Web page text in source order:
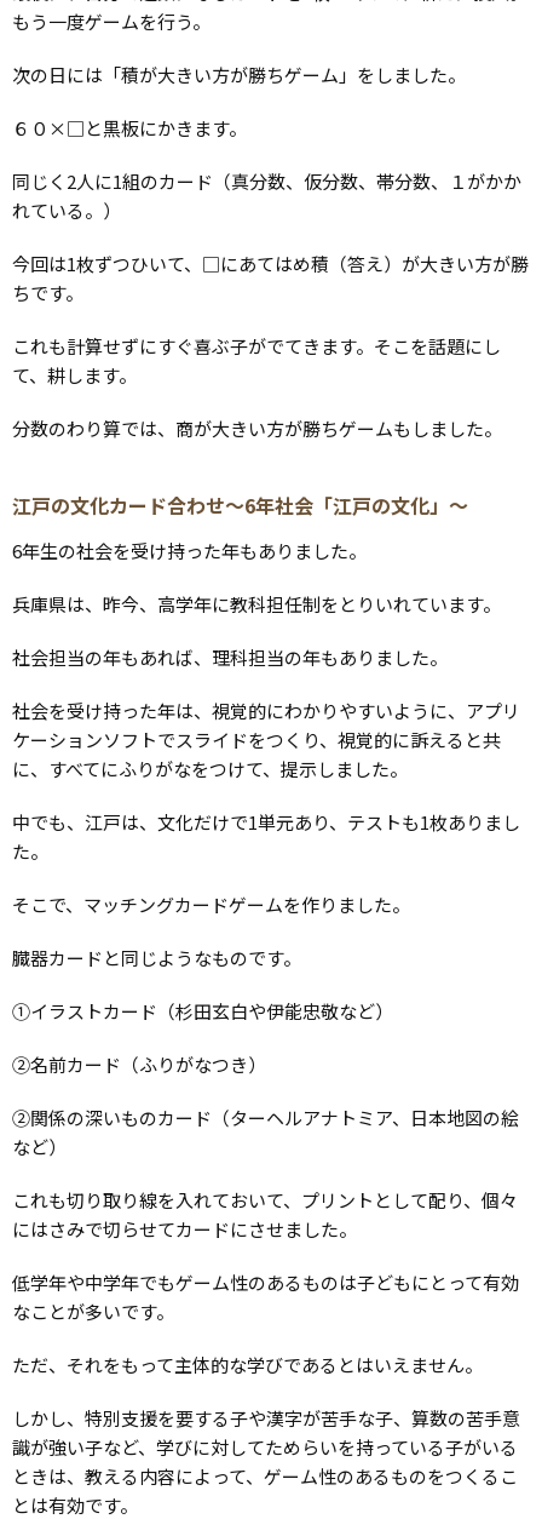
もう一度ゲームを行う。
次の日には「積が大きい方が勝ちゲーム」をしました。
６０×□と黒板にかきます。
同じく2人に1組のカード（真分数、仮分数、帯分数、１がかか
れている。）
今回は1枚ずつひいて、□にあてはめ積（答え）が大きい方が勝
ちです。
これも計算せずにすぐ喜ぶ子がでてきます。そこを話題にし
て、耕します。
分数のわり算では、商が大きい方が勝ちゲームもしました。
江戸の文化カード合わせ～6年社会「江戸の文化」～
6年生の社会を受け持った年もありました。
兵庫県は、昨今、高学年に教科担任制をとりいれています。
社会担当の年もあれば、理科担当の年もありました。
社会を受け持った年は、視覚的にわかりやすいように、アプリ
ケーションソフトでスライドをつくり、視覚的に訴えると共
に、すべてにふりがなをつけて、提示しました。
中でも、江戸は、文化だけで1単元あり、テストも1枚ありまし
た。
そこで、マッチングカードゲームを作りました。
臓器カードと同じようなものです。
①イラストカード（杉田玄白や伊能忠敬など）
②名前カード（ふりがなつき）
②関係の深いものカード（ターヘルアナトミア、日本地図の絵
など）
これも切り取り線を入れておいて、プリントとして配り、個々
にはさみで切らせてカードにさせました。
低学年や中学年でもゲーム性のあるものは子どもにとって有効
なことが多いです。
ただ、それをもって主体的な学びであるとはいえません。
しかし、特別支援を要する子や漢字が苦手な子、算数の苦手意
識が強い子など、学びに対してためらいを持っている子がいる
ときは、教える内容によって、ゲーム性のあるものをつくるこ
とは有効です。